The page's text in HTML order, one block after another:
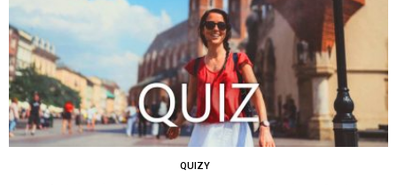
QUIZY